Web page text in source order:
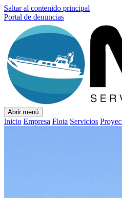
Saltar al contenido principal
Portal de denuncias
Abrir menú
Inicio Empresa Flota Servicios